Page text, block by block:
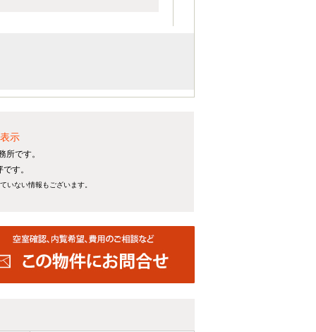
示
です。
す。
いない情報もございます。